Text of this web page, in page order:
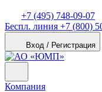
+7 (495) 748-09-07
Беспл. линия +7 (800)
Вход / Регистрация
Компания